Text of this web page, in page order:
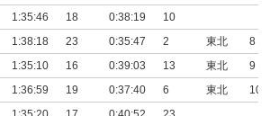
1:35:46 18 0:38:19
10
1:38:18 23 0:35:47 2 東北
8
1:35:10 16 0:39:03 13 東北
9
1:36:59 19 0:37:40 6 東北
10